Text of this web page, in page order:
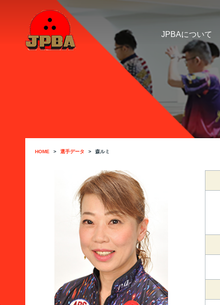
JPBAについて
HOME 選手データ 森ルミ